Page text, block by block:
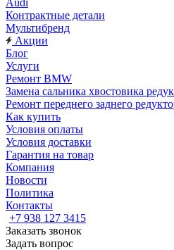
Audi
Контрактные детали
Мультибренд
Акции
Блог
Услуги
Ремонт BMW
Замена сальника хвостовика
Ремонт переднего заднего
Как купить
Условия оплаты
Условия доставки
Гарантия на товар
Компания
Новости
Политика
Контакты
+7 938 127 3415
Заказать звонок
Задать вопрос